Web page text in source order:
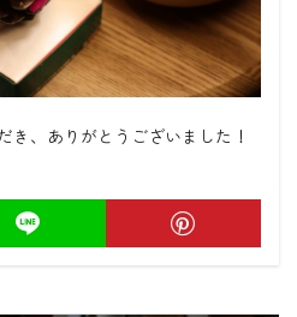
き、ありがとうございました！